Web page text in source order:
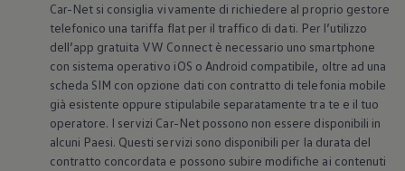
Car-Net si consiglia vivamente di richiedere al proprio gestore
telefonico una tariffa flat per il traffico di dati. Per l’utilizzo
dell’app gratuita VW Connect è necessario uno smartphone
con sistema operativo iOS o Android compatibile, oltre ad una
scheda SIM con opzione dati con contratto di telefonia mobile
già esistente oppure stipulabile separatamente tra te e il tuo
operatore. I servizi Car-Net possono non essere disponibili in
alcuni Paesi. Questi servizi sono disponibili per la durata del
contratto concordata e possono subire modifiche ai contenuti